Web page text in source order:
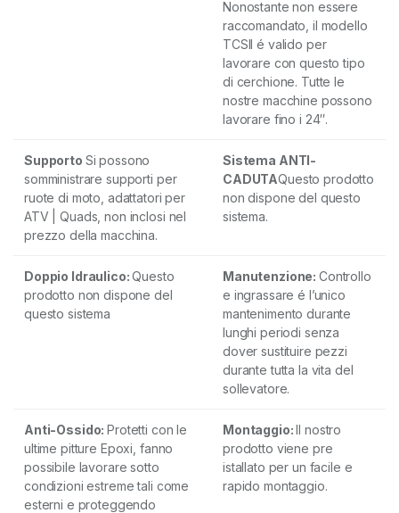
Nonostante non essere
raccomandato, il modello
TCSII é valido per
lavorare con questo tipo
di cerchione. Tutte le
nostre macchine possono
lavorare fino i 24″.
Supporto Si possono
somministrare supporti per
ruote di moto, adattatori per
ATV | Quads, non inclosi nel
prezzo della macchina.
Sistema ANTI-
CADUTAQuesto prodotto
non dispone del questo
sistema.
Doppio Idraulico:Questo
prodotto non dispone del
questo sistema
Manutenzione:Controllo
e ingrassare é l’unico
mantenimento durante
lunghi periodi senza
dover sustituire pezzi
durante tutta la vita del
sollevatore.
Anti-Ossido:Protetti con le
ultime pitture Epoxi, fanno
possibile lavorare sotto
condizioni estreme tali come
esterni e proteggendo
Montaggio:Il nostro
prodotto viene pre
istallato per un facile e
rapido montaggio.